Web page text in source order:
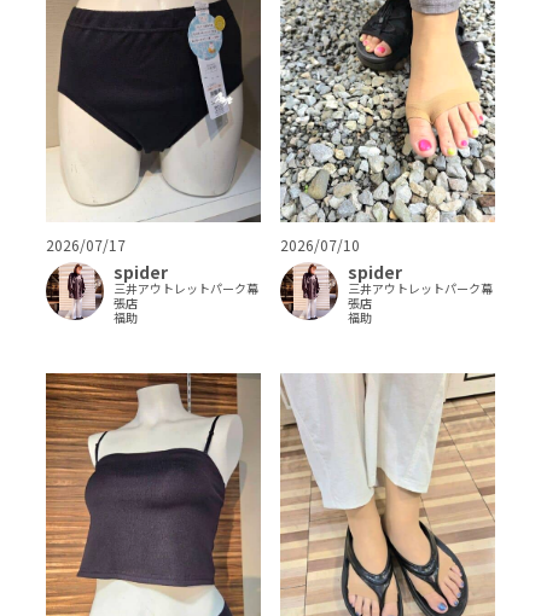
2026/07/17
spider
三井アウトレットパーク幕
張店
福助
2026/07/10
spider
三井アウトレットパーク幕
張店
福助